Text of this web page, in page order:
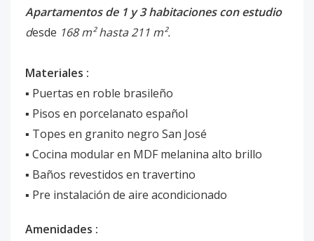
Apartamentos de 1 y 3 habitaciones con estudio
desde 168 m² hasta 211 m².
Materiales :
▪️ Puertas en roble brasileño
▪️ Pisos en porcelanato español
▪️ Topes en granito negro San José
▪️ Cocina modular en MDF melanina alto brillo
▪️ Baños revestidos en travertino
▪️ Pre instalación de aire acondicionado
Amenidades :